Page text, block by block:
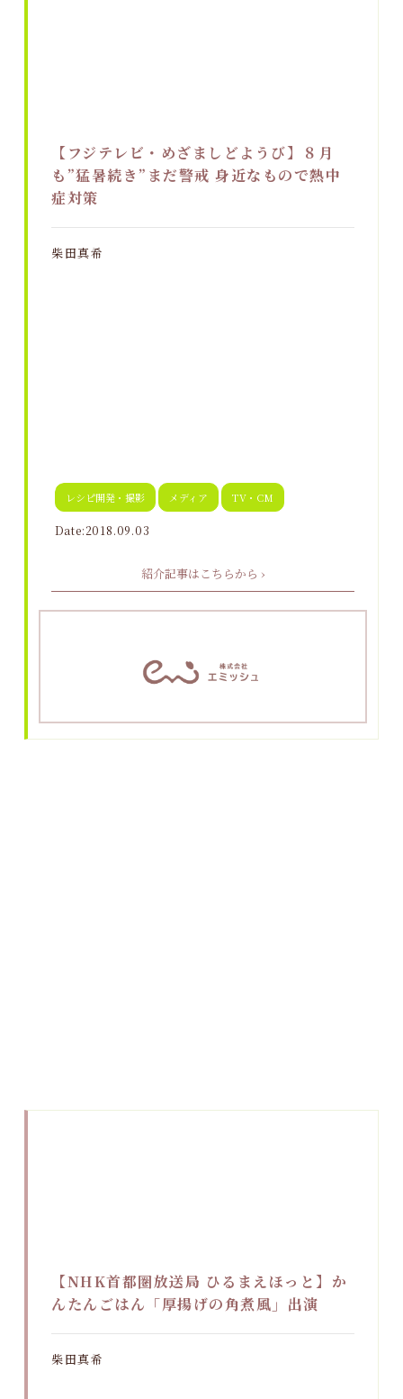
【フジテレビ・めざましどようび】８月
も”猛暑続き”まだ警戒 身近なもので熱中
症対策
柴田真希
レシピ開発・撮影 メディア TV・CM
Date:2018.09.03
紹介記事はこちらから ›
【NHK首都圏放送局 ひるまえほっと】か
んたんごはん「厚揚げの角煮風」出演
柴田真希